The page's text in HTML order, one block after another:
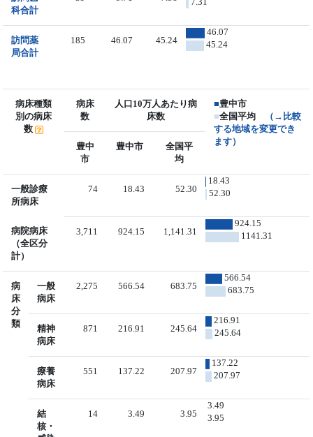
科合計
訪問薬
局合計
185 46.07 45.24
46.07
45.24
病床種類
別の病床
数
病床
数
人口10万人あたり病
床数
■豊中市
■全国平均
（→比較
する地域を変更でき
ます）
豊中
市
豊中市
全国平
均
一般診療
所病床
74 18.43 52.30
18.43
52.30
病院病床
（全区分
計）
3,711 924.15 1,141.31
924.15
1141.31
病
床
分
類
一般
病床
2,275 566.54 683.75
566.54
683.75
精神
病床
871 216.91 245.64
216.91
245.64
療養
病床
551 137.22 207.97
137.22
207.97
結
核・
14 3.49 3.95
3.49
3.95